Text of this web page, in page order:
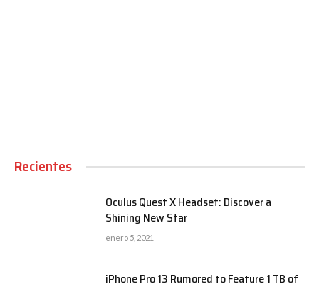
Recientes
Oculus Quest X Headset: Discover a
Shining New Star
enero 5, 2021
iPhone Pro 13 Rumored to Feature 1 TB of